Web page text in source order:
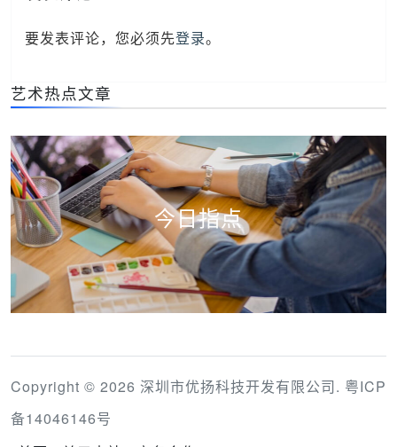
要发表评论，您必须先登录。
艺术热点文章
今日指点
Copyright © 2026 深圳市优扬科技开发有限公司. 粤ICP
备14046146号